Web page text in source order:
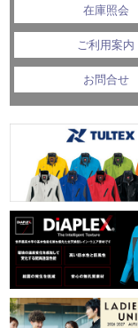
在庫照会
ご利用案内
お問合せ